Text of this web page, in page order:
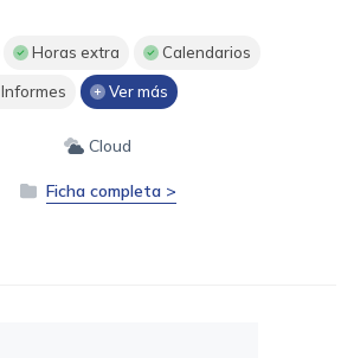
Horas extra Calendarios
Informes Ver más
Cloud
Ficha completa >